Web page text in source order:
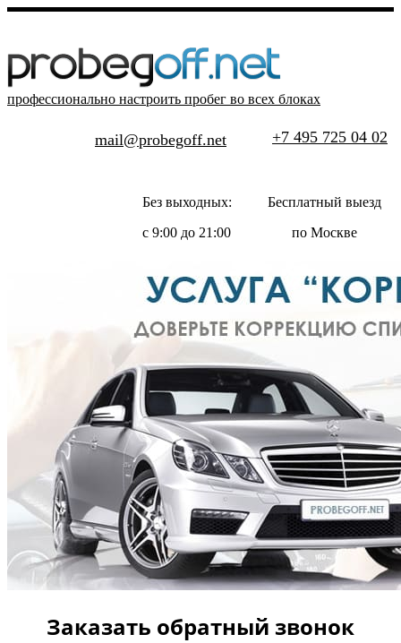
профессионально настроить пробег во всех блоках
+7 495 725 04 02
mail@probegoff.net
Бесплатный выезд
по Москве
Без выходных:
с 9:00 до 21:00
Заказать обратный звонок